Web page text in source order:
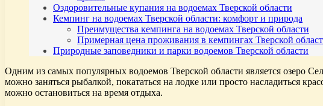
Оздоровительные купания на водоемах Тверской области
Кемпинг на водоемах Тверской области: комфорт и природа
Преимущества кемпинга на водоемах Тверской области
Примерная цена проживания в кемпингах Тверской
Природные заповедники и парки водоемов Тверской области
Одним из самых популярных водоемов Тверской области является озеро
можно заняться рыбалкой, покататься на лодке или просто насладиться
можно остановиться на время отдыха.